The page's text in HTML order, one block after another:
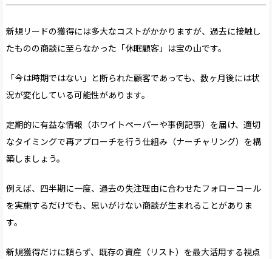
新規リードの獲得には多大なコストがかかりますが、過去に接触し
たものの商談に至らなかった「休眠顧客」は宝の山です。
「今は時期ではない」と断られた顧客であっても、数ヶ月後には状
況が変化している可能性があります。
定期的に有益な情報（ホワイトペーパーや事例記事）を届け、適切
なタイミングで再アプローチを行う仕組み（ナーチャリング）を構
築しましょう。
例えば、四半期に一度、過去の失注理由に合わせたフォローコール
を実施するだけでも、思いがけない商談が生まれることがありま
す。
新規獲得だけに頼らず、既存の資産（リスト）を最大活用する視点